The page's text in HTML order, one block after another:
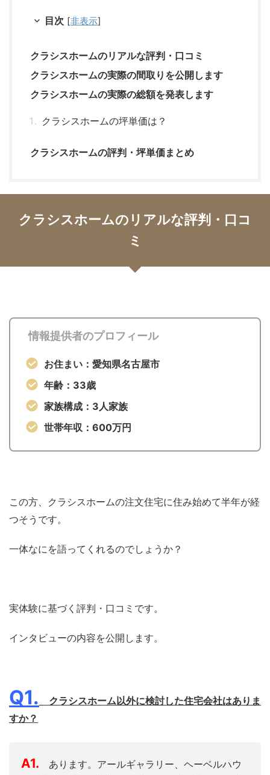
目次 [非表示]
クラシスホームのリアルな評判・口コミ
クラシスホームの実際の間取りを公開します
クラシスホームの実際の総額を発表します
クラシスホームの坪単価は？
クラシスホームの評判・坪単価まとめ
クラシスホームのリアルな評判・口コ
ミ
情報提供者のプロフィール
お住まい：愛知県名古屋市
年齢：33歳
家族構成：3人家族
世帯年収：600万円
この方、クラシスホームの注文住宅に住み始めて半年が経
つそうです。
一体なにを語ってくれるのでしょうか？
実体験に基づく評判・口コミです。
インタビューの内容を公開します。
Q1.
クラシスホーム以外に検討した住宅会社はありま
すか？
A1. あります。アールギャラリー、ヘーベルハウ